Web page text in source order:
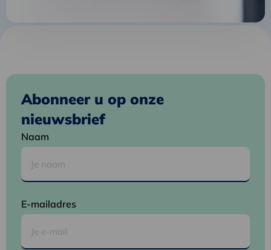
Abonneer u op onze
nieuwsbrief
Naam
E-mailadres